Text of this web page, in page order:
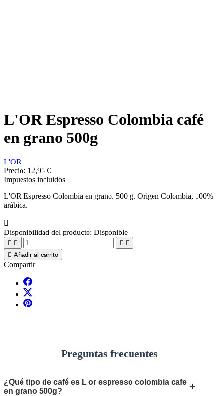
L'OR Espresso Colombia café
en grano 500g
L'OR
Precio: 12,95 €
Impuestos incluidos
L'OR Espresso Colombia en grano. 500 g. Origen Colombia, 100%
arábica.

Disponibilidad del producto: Disponible
   
 Añadir al carrito
Compartir
Preguntas frecuentes
¿Qué tipo de café es L or espresso colombia cafe
en grano 500g?
+